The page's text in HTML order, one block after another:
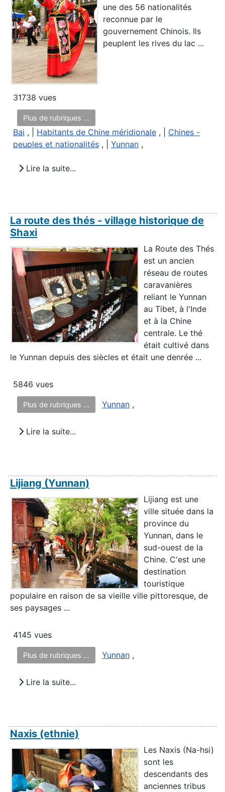
une des 56 nationalités
reconnue par le
gouvernement Chinois. Ils
peuplent les rives du lac ...
31738 vues
Plus de rubriques ...
Bai , | Habitants de Chine méridionale , | Chines -
peuples et nationalités , | Yunnan ,
Lire la suite...
La route des thés - village historique de
Shaxi
La Route des Thés
est un ancien
réseau de routes
caravanières
reliant le Yunnan
au Tibet, à l'Inde
et à la Chine
centrale. Le thé
était cultivé dans
le Yunnan depuis des siècles et était une denrée ...
5846 vues
Plus de rubriques ... Yunnan ,
Lire la suite...
Lijiang (Yunnan)
Lijiang est une
ville située dans la
province du
Yunnan, dans le
sud-ouest de la
Chine. C'est une
destination
touristique
populaire en raison de sa vieille ville pittoresque, de
ses paysages ...
4145 vues
Plus de rubriques ... Yunnan ,
Lire la suite...
Naxis (ethnie)
Les Naxis (Na-hsi)
sont les
descendants des
anciennes tribus